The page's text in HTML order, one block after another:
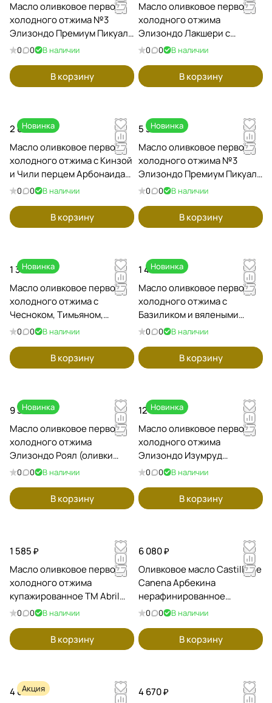
Масло оливковое первого
холодного отжима №3
Элизондо Премиум Пикуаль
(оливки Пикуаль раннего
Испания
0 0 В наличии
В корзину
Масло оливковое первого
холодного отжима
Элизондо Лакшери с
чёрным трюфелем
0 0 В наличии
В корзину
Новинка
2 650 ₽
Масло оливковое первого
холодного отжима с Кинзой
и Чили перцем Арбонаида
(оливки Пикуаль), 250мл /
0 0 В наличии
В корзину
Новинка
5 340 ₽
Масло оливковое первого
холодного отжима №3
Элизондо Премиум Пикуаль
(оливки Пикуаль раннего
Испания
0 0 В наличии
В корзину
Новинка
1 360 ₽
Масло оливковое первого
холодного отжима c
Чесноком, Тимьяном,
Розмарином и Лавровым
(оливки Пикуаль), 100мл /
Испания
0 0 В наличии
В корзину
Новинка
1 425 ₽
Масло оливковое первого
холодного отжима c
Базиликом и вялеными
Томатами Микадо
Пикуаль), 100мл / Испания
0 0 В наличии
В корзину
Новинка
9 350 ₽
Масло оливковое первого
холодного отжима
Элизондо Роял (оливки
Роял раннего урожая),
0 0 В наличии
В корзину
Новинка
12 750 ₽
Масло оливковое первого
холодного отжима
Элизондо Изумруд
Лимитированная коллекция
дня раннего сбора урожая),
1000мл / Испания
0 0 В наличии
В корзину
1 585 ₽
Масло оливковое первого
холодного отжима
купажированное ТМ Abril
Gran Selleccion, 500 мл /
0 0 В наличии
В корзину
6 080 ₽
Оливковое масло Castilla de
Canena Арбекина
нерафинированное
первого холодного отжима,
Испания
0 0 В наличии
В корзину
Акция
4 000 ₽
4 670 ₽